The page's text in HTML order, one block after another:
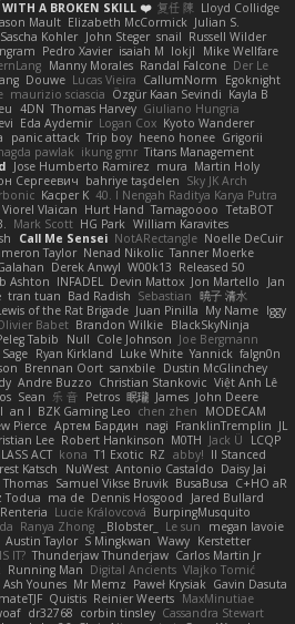
WITH A BROKEN SKILL ❤️ 复任 陳 Lloyd Collidge
Mault Elizabeth McCormick Julian S.
Sascha Kohler John Steger snail Russell Wilder
Pedro Xavier isaiah M lokjl
Mike Wellfare
Manny Morales Randal Falcone Der Le
Douwe Lucas Vieira CallumNorm
Egoknight
maurizio sciascia Özgür Kaan Sevindi Kayla B
4DN Thomas Harvey Giuliano Hungria
Eda Aydemir Logan Cox Kyoto Wanderer
panic attack Trip boy heeno honee Grigorii
pawlak ikung gmr Titans Management
Jose Humberto Ramirez mura Martin Holy
Сергеевич bahriye taşdelen Sky JK Arch
Kacper K 40. I Nengah Raditya Karya Putra
Viorel Vlaican Hurt Hand Tamagoooo TetaBOT
Mark Scott HG Park William Karavites
Call Me Sensei NotARectangle Noelle DeCuir
Taylor Nenad Nikolic Tanner Moerke
Derek Anwyl W00k13 Released 50
Ashton INFADEL Devin Mattox Jon Martello
Jan
tran tuan Bad Radish Sebastian 暁子 清水
of the Rat Brigade Juan Pinilla My Name Iggy
Babet Brandon Wilkie BlackSkyNinja
Tabib Null Cole Johnson Joe Bergmann
Sage Ryan Kirkland Luke White Yannick falgn0n
Brennan Oort sanxbile Dustin McGlinchey
Andre Buzzo Christian Stankovic Việt Anh Lê
Sean 乐 音 Petros 眠瓏 James John Deere
an l BZK Gaming Leo chen zhen
MODECAM
Pierce Артем Бардин nagi FranklinTremplin JL
Lee Robert Hankinson M0TH Jack Ü
LCQP
ACT kona T1 Exotic RZ abby! ll Stanced
Katsch NuWest Antonio Castaldo Daisy Jai
Thomas Samuel Vikse Bruvik BusaBusa C+HO aR
Todua ma de Dennis Hosgood
Jared Bullard
Renteria Lucie Královcová BurpingMusquito
Ranya Zhong _Blobster_ Le sun
megan lavoie
Austin Taylor S Mingkwan Wawy Kerstetter
IS IT? Thunderjaw Thunderjaw Carlos Martin Jr
Running Man Digital Ancients Vlajko Tomić
Ash Younes Mr Memz Paweł Krysiak Gavin Dasuta
Quistis Reinier Weerts MaxMinutiae
dr32768 corbin tinsley Cassandra Stewart